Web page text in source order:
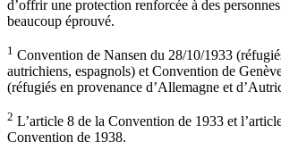
d’offrir une protection renforcée à des
beaucoup éprouvé.
1 Convention de Nansen du 28/10/1933
autrichiens, espagnols) et Convention de
(réfugiés en provenance d’Allemagne et
2 L’article 8 de la Convention de 1933 et
Convention de 1938.